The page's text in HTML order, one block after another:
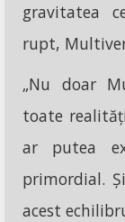
gravitatea
rupt,
„Nu doar
toate
ar putea
primordial.
acest